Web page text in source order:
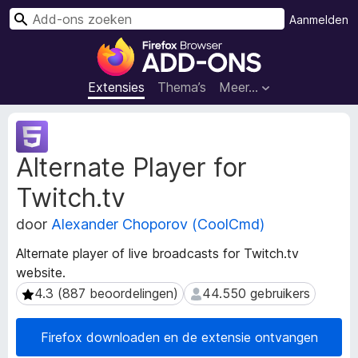
A
d
d
-
s
o
F
r
e
f
o
Extensies Thema’s Meer…
Aanmelden
Z
Alternate Player for
Twitch.tv
door Alexander Choporov (CoolCmd)
Alternate player of live broadcasts for Twitch.tv
website.
4.3 (887 beoordelingen)
4.3 (887 beoordelingen) 44.550 gebruikers
44.550 gebruikers
Firefox downloaden en de extensie ontvangen
M
e
t
a
g
e
g
e
v
e
n